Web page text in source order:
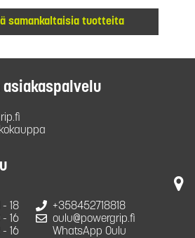
samankaltaisia tuotteita
asiakaspalvelu
11 - 18
- 16
- 16
+358452718818
oulu@powergrip.fi
WhatsApp Oulu